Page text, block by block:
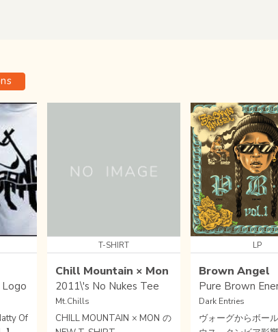
Of
T-SHIRT
Chill Mountain × Mon
2011\'s No Nukes Tee
Mt.Chills
CHILL MOUNTAIN × MON の
LP
Brown Angel
Pure Brown
Dark Entries
ヴォーグからボー